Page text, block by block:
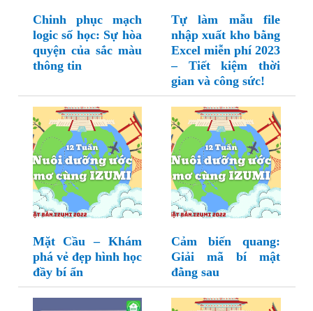
Chinh phục mạch
logic số học: Sự hòa
quyện của sắc màu
thông tin
Tự làm mẫu file
nhập xuất kho bằng
Excel miễn phí 2023
– Tiết kiệm thời
gian và công sức!
Mặt Cầu – Khám
phá vẻ đẹp hình học
đầy bí ẩn
Cảm biến quang:
Giải mã bí mật
đằng sau